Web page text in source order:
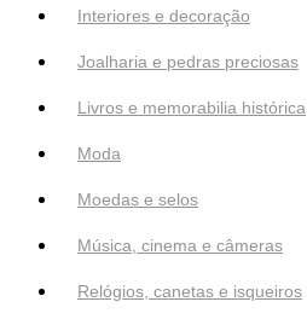
Interiores e decoração
Joalharia e pedras preciosas
Livros e memorabilia histórica
Moda
Moedas e selos
Música, cinema e câmeras
Relógios, canetas e isqueiros